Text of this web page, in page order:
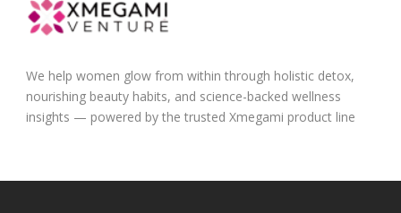
We help women glow from within through holistic detox,
nourishing beauty habits, and science-backed wellness
insights — powered by the trusted Xmegami product line